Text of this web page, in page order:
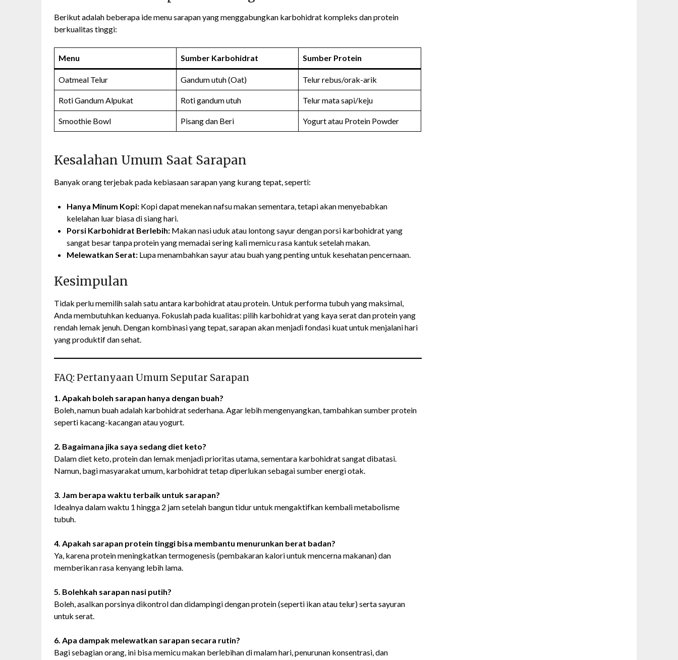
Berikut adalah beberapa ide menu sarapan yang menggabungkan karbohidrat kompleks dan protein
berkualitas tinggi:
Menu Sumber Karbohidrat Sumber Protein
Oatmeal Telur Gandum utuh (Oat) Telur rebus/orak-arik
Roti Gandum Alpukat Roti gandum utuh Telur mata sapi/keju
Smoothie Bowl Pisang dan Beri Yogurt atau Protein Powder
Kesalahan Umum Saat Sarapan
Banyak orang terjebak pada kebiasaan sarapan yang kurang tepat, seperti:
Hanya Minum Kopi: Kopi dapat menekan nafsu makan sementara, tetapi akan menyebabkan
kelelahan luar biasa di siang hari.
Porsi Karbohidrat Berlebih: Makan nasi uduk atau lontong sayur dengan porsi karbohidrat yang
sangat besar tanpa protein yang memadai sering kali memicu rasa kantuk setelah makan.
Melewatkan Serat: Lupa menambahkan sayur atau buah yang penting untuk kesehatan pencernaan.
Kesimpulan
Tidak perlu memilih salah satu antara karbohidrat atau protein. Untuk performa tubuh yang maksimal,
Anda membutuhkan keduanya. Fokuslah pada kualitas: pilih karbohidrat yang kaya serat dan protein yang
rendah lemak jenuh. Dengan kombinasi yang tepat, sarapan akan menjadi fondasi kuat untuk menjalani hari
yang produktif dan sehat.
FAQ: Pertanyaan Umum Seputar Sarapan
1. Apakah boleh sarapan hanya dengan buah?
Boleh, namun buah adalah karbohidrat sederhana. Agar lebih mengenyangkan, tambahkan sumber protein
seperti kacang-kacangan atau yogurt.
2. Bagaimana jika saya sedang diet keto?
Dalam diet keto, protein dan lemak menjadi prioritas utama, sementara karbohidrat sangat dibatasi.
Namun, bagi masyarakat umum, karbohidrat tetap diperlukan sebagai sumber energi otak.
3. Jam berapa waktu terbaik untuk sarapan?
Idealnya dalam waktu 1 hingga 2 jam setelah bangun tidur untuk mengaktifkan kembali metabolisme
tubuh.
4. Apakah sarapan protein tinggi bisa membantu menurunkan berat badan?
Ya, karena protein meningkatkan termogenesis (pembakaran kalori untuk mencerna makanan) dan
memberikan rasa kenyang lebih lama.
5. Bolehkah sarapan nasi putih?
Boleh, asalkan porsinya dikontrol dan didampingi dengan protein (seperti ikan atau telur) serta sayuran
untuk serat.
6. Apa dampak melewatkan sarapan secara rutin?
Bagi sebagian orang, ini bisa memicu makan berlebihan di malam hari, penurunan konsentrasi, dan